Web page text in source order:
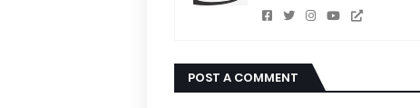
POST A COMMENT